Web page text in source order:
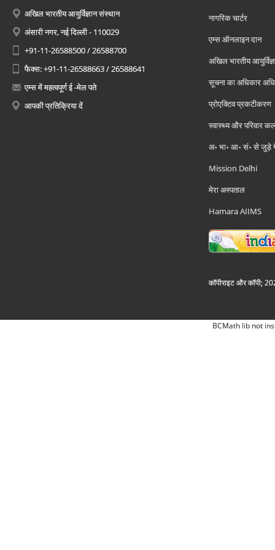
अखिल भारतीय आयुर्विज्ञान संस्थान
अंसारी नगर, नई दिल्ली - 110029
+91-11-26588500 / 26588700
फैक्स: +91-11-26588663 / 26588641
एम्स में महत्वपूर्ण ई -मेल पते
आपकी प्रतिक्रिया दें
नागरिक चार्टर
एम्स ऑनलाइन दान
अखिल भारतीय
सूचना का अधिकार
प्रोएक्टिव प्रकटीकरण
स्वास्थ्य और परिवार
अ॰ भा॰ आ॰ सं॰ से जुड़े
Mission Delhi
मेरा अस्पताल
Hamara AIIMS
कॉपीराइट और कॉपी;
BCMath lib not